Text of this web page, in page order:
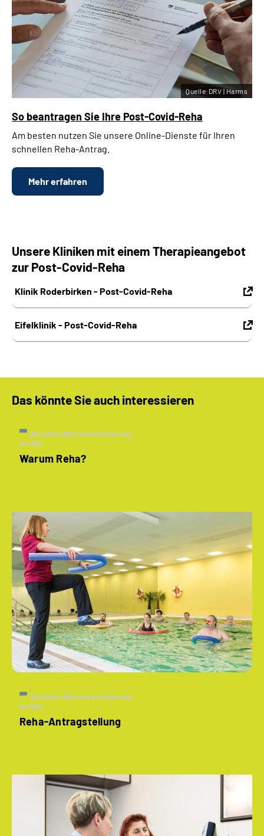
So beantragen Sie Ihre Post-Covid-Reha
Am besten nutzen Sie unsere Online-Dienste für Ihren
schnellen Reha-Antrag.
Mehr erfahren
Quelle:DRV | Harms
Unsere Kliniken mit einem Therapieangebot
zur Post-Covid-Reha
Klinik Roderbirken - Post-Covid-Reha
Eifelklinik - Post-Covid-Reha
Das könnte Sie auch interessieren
Deutsche Rentenversicherung
Artikel
Warum Reha?
Deutsche Rentenversicherung
Artikel
Reha-Antragstellung